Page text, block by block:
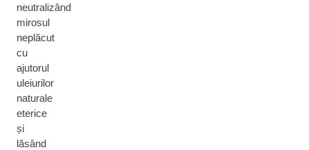
neutralizând
mirosul
neplăcut
cu
ajutorul
uleiurilor
naturale
eterice
și
lăsând